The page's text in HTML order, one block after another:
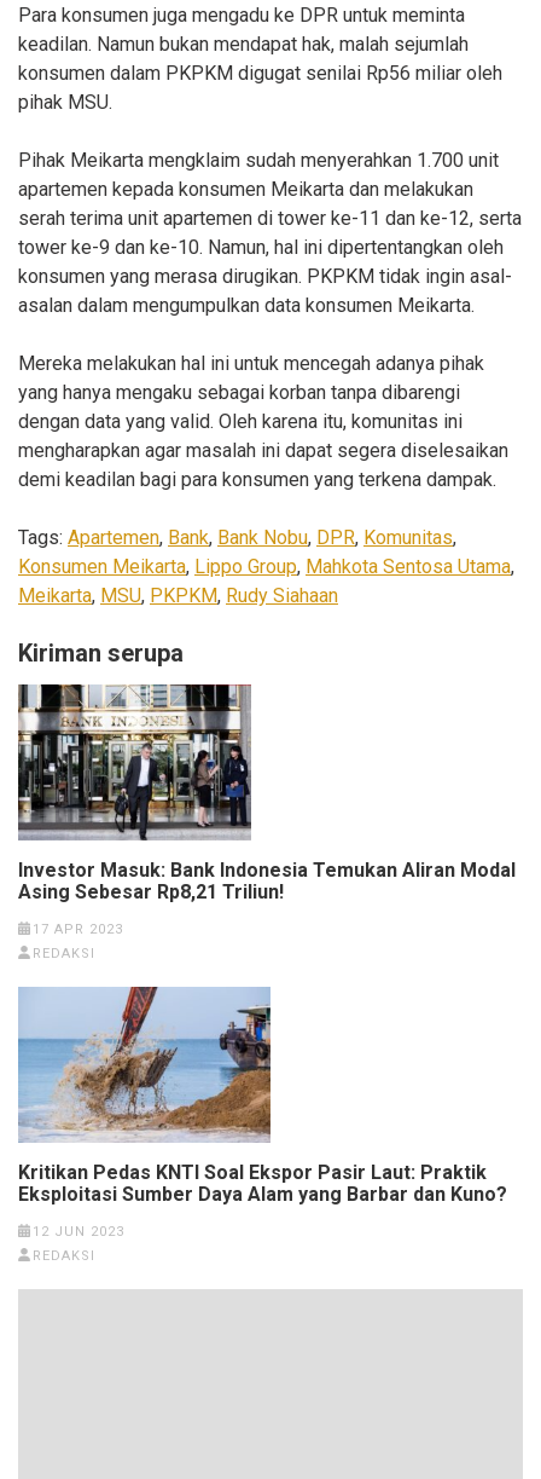
Para konsumen juga mengadu ke DPR untuk meminta
keadilan. Namun bukan mendapat hak, malah sejumlah
konsumen dalam PKPKM digugat senilai Rp56 miliar oleh
pihak MSU.
Pihak Meikarta mengklaim sudah menyerahkan 1.700 unit
apartemen kepada konsumen Meikarta dan melakukan
serah terima unit apartemen di tower ke-11 dan ke-12, serta
tower ke-9 dan ke-10. Namun, hal ini dipertentangkan oleh
konsumen yang merasa dirugikan. PKPKM tidak ingin asal-
asalan dalam mengumpulkan data konsumen Meikarta.
Mereka melakukan hal ini untuk mencegah adanya pihak
yang hanya mengaku sebagai korban tanpa dibarengi
dengan data yang valid. Oleh karena itu, komunitas ini
mengharapkan agar masalah ini dapat segera diselesaikan
demi keadilan bagi para konsumen yang terkena dampak.
Tags: Apartemen, Bank, Bank Nobu, DPR, Komunitas,
Konsumen Meikarta, Lippo Group, Mahkota Sentosa Utama,
Meikarta, MSU, PKPKM, Rudy Siahaan
Kiriman serupa
Investor Masuk: Bank Indonesia Temukan Aliran Modal
Asing Sebesar Rp8,21 Triliun!
17 APR 2023
REDAKSI
Kritikan Pedas KNTI Soal Ekspor Pasir Laut: Praktik
Eksploitasi Sumber Daya Alam yang Barbar dan Kuno?
12 JUN 2023
REDAKSI